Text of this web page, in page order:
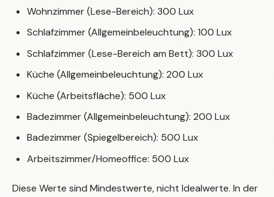
Wohnzimmer (Lese-Bereich): 300 Lux
Schlafzimmer (Allgemeinbeleuchtung): 100 Lux
Schlafzimmer (Lese-Bereich am Bett): 300 Lux
Küche (Allgemeinbeleuchtung): 200 Lux
Küche (Arbeitsfläche): 500 Lux
Badezimmer (Allgemeinbeleuchtung): 200 Lux
Badezimmer (Spiegelbereich): 500 Lux
Arbeitszimmer/Homeoffice: 500 Lux
Diese Werte sind Mindestwerte, nicht Idealwerte. In der